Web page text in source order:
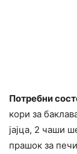
Потребни
кори за
јајца, 2 чаши
прашок за